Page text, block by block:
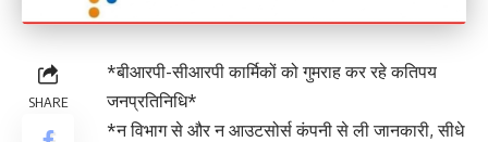
SHARE
*बीआरपी-सीआरपी कार्मिकों को गुमराह कर रहे कतिपय
जनप्रतिनिधि*
*न विभाग से और न आउटसोर्स कंपनी से ली जानकारी, सीधे